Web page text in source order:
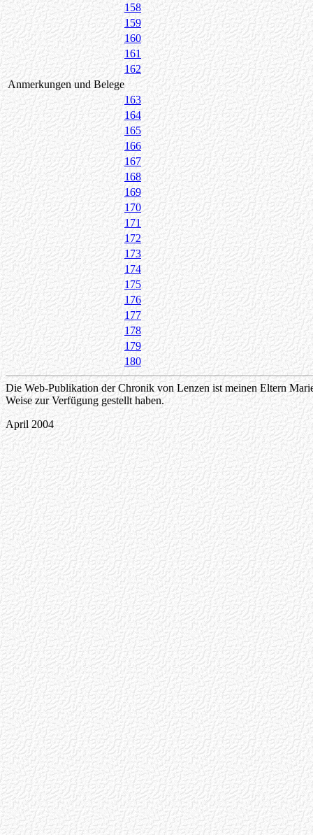
158
159
160
161
162
Anmerkungen und Belege
163
164
165
166
167
168
169
170
171
172
173
174
175
176
177
178
179
180
Die Web-Publikation der Chronik von Lenzen ist meinen Eltern
Weise zur Verfügung gestellt haben.
April 2004